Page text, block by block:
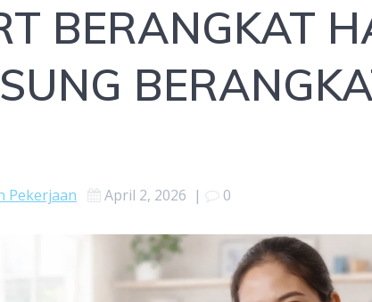
BERANGKAT
Pekerjaan April 2, 2026 | 0